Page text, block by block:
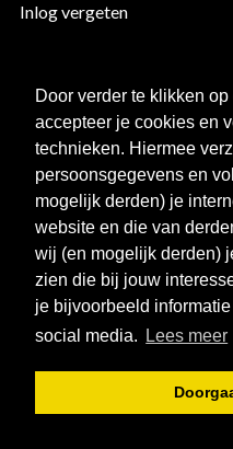
Door verder te klikken
accepteer je cookies en
technieken. Hiermee
persoonsgegevens en
mogelijk derden) je
website en die van
wij (en mogelijk derden)
zien die bij jouw
je bijvoorbeeld
social media.
Lees meer
Inlog vergeten
Bedrukken
Maattabellen
Links
Over ons
Clubkorting